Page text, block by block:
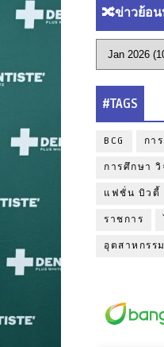
🔀ข่าวย้อ
#TAGS
BCG กา
การศึกษา วิ
แฟชั่น บิวตี้
ราชการ
อุตสาหกรรม